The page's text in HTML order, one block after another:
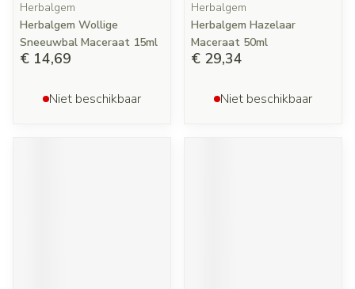
Herbalgem
Herbalgem Wollige
Sneeuwbal Maceraat 15ml
€ 14,69
Niet beschikbaar
Herbalgem
Herbalgem Hazelaar
Maceraat 50ml
€ 29,34
Niet beschikbaar